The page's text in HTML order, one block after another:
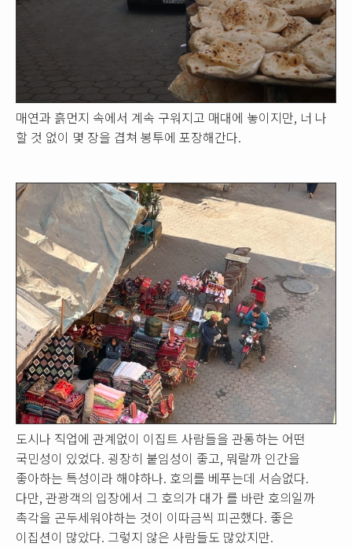
매연과 흙먼지 속에서 계속 구워지고 매대에 놓이지만, 너 나
할 것 없이 몇 장을 겹쳐 봉투에 포장해간다.
도시나 직업에 관계없이 이집트 사람들을 관통하는 어떤
국민성이 있었다. 굉장히 붙임성이 좋고, 뭐랄까 인간을
좋아하는 특성이라 해야하나. 호의를 베푸는데 서슴없다.
다만, 관광객의 입장에서 그 호의가 대가 를 바란 호의일까
촉각을 곤두세워야하는 것이 이따금씩 피곤했다. 좋은
이집션이 많았다. 그렇지 않은 사람들도 많았지만.